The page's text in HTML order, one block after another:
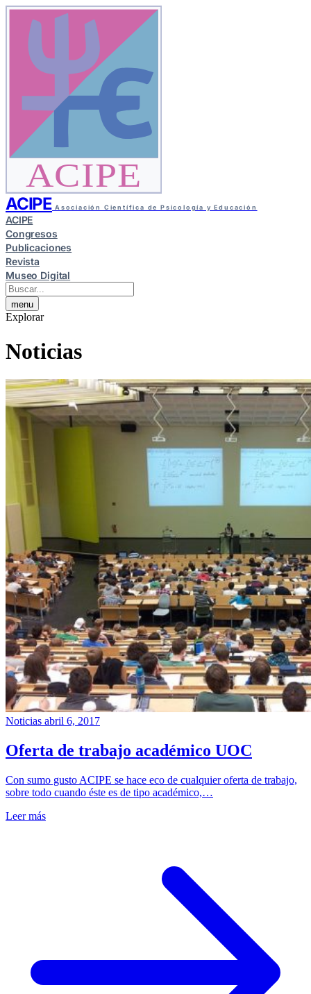
ACIPE
ACIPE Asociación Científica de Psicología y Educación
ACIPE
Congresos
Publicaciones
Revista
Museo Digital
menu
Explorar
Noticias
Noticias abril 6, 2017
Oferta de trabajo académico UOC
Con sumo gusto ACIPE se hace eco de cualquier oferta de trabajo,
sobre todo cuando éste es de tipo académico,…
Leer más